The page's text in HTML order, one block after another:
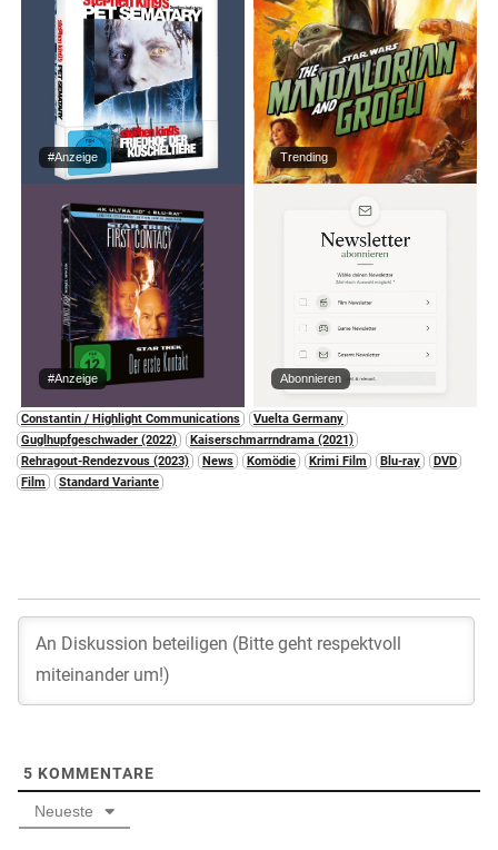
#Anzeige Trending
#Anzeige Abonnieren
Constantin / Highlight Communications
Vuelta Germany
Guglhupfgeschwader (2022)
Kaiserschmarrndrama (2021)
Rehragout-Rendezvous (2023)
News Komödie Krimi Film Blu-ray
DVD
Film
Standard Variante
5 KOMMENTARE
Neueste